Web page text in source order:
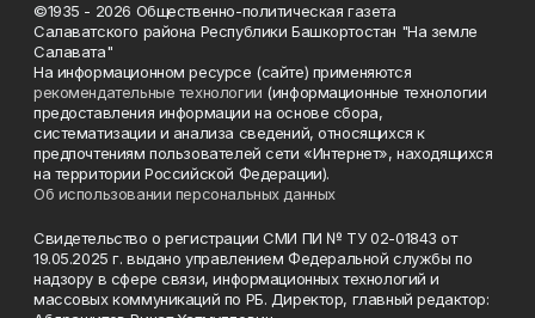
©1935 - 2026 Общественно-политическая газета
Салаватского района Республики Башкортостан "На земле
Салавата"
На информационном ресурсе (сайте) применяются
рекомендательные технологии (информационные технологии
предоставления информации на основе сбора,
систематизации и анализа сведений, относящихся к
предпочтениям пользователей сети «Интернет», находящихся
на территории Российской Федерации).
Об использовании персональных данных
Свидетельство о регистрации СМИ ПИ № ТУ 02-01843 от
19.05.2025 г. выдано управлением Федеральной службы по
надзору в сфере связи, информационных технологий и
массовых коммуникаций по РБ. Директор, главный редактор: